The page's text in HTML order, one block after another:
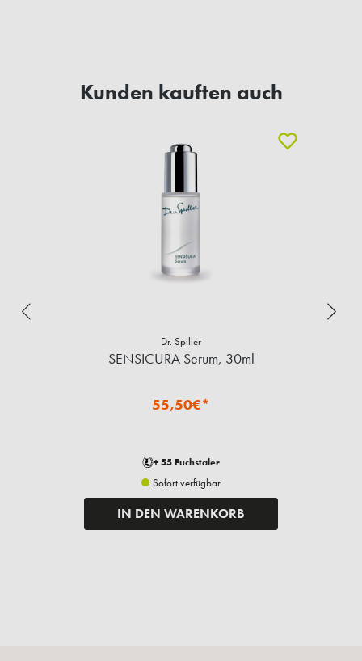
Kunden kauften auch
Dr. Spiller
SENSICURA Serum, 30ml
55,50€*
+ 55 Fuchstaler
Sofort verfügbar
IN DEN WARENKORB